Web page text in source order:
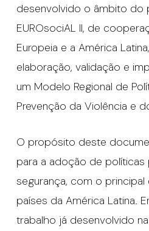
desenvolvido o âmbito do
EUROsociAL II, de
Europeia e a América
elaboração, validação e
um Modelo Regional de
Prevenção da Violência e
O propósito deste
para a adoção de políticas
segurança, com o
países da América Latina.
trabalho já desenvolvido